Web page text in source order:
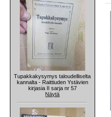
Tupakkakysymys taloudelliselta
kannalta - Raittiuden Ystävien
kirjasia II sarja nr 57
Näytä